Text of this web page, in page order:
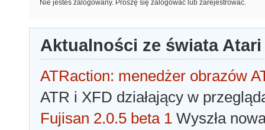
Nie jesteś zalogowany. Proszę się zalogować lub zarejestrować.
Aktualności ze świata Atari
ATRaction: menedżer obrazów
ATR i XFD działający w
Fujisan 2.0.5 beta 1 Wyszła